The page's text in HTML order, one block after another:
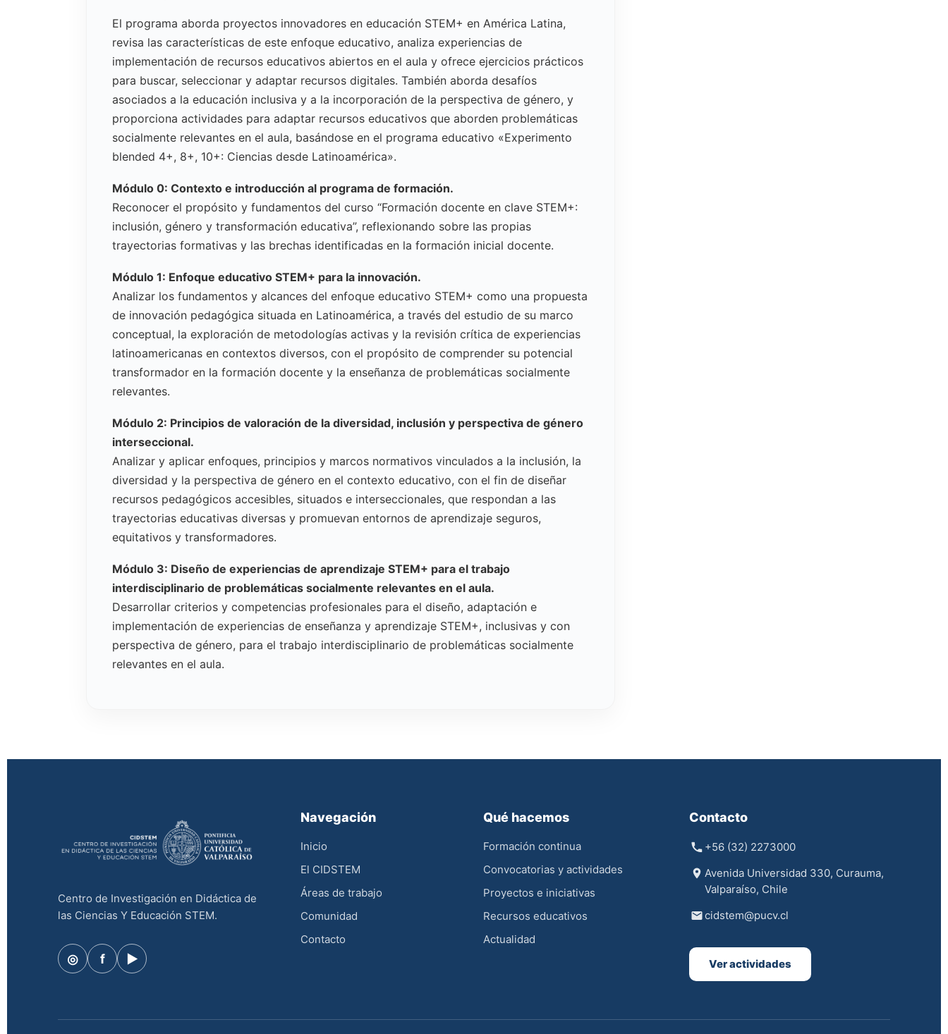
El programa aborda proyectos innovadores en educación STEM+ en América Latina,
revisa las características de este enfoque educativo, analiza experiencias de
implementación de recursos educativos abiertos en el aula y ofrece ejercicios prácticos
para buscar, seleccionar y adaptar recursos digitales. También aborda desafíos
asociados a la educación inclusiva y a la incorporación de la perspectiva de género, y
proporciona actividades para adaptar recursos educativos que aborden problemáticas
socialmente relevantes en el aula, basándose en el programa educativo «Experimento
blended 4+, 8+, 10+: Ciencias desde Latinoamérica».
Módulo 0: Contexto e introducción al programa de formación.
Reconocer el propósito y fundamentos del curso “Formación docente en clave STEM+:
inclusión, género y transformación educativa”, reflexionando sobre las propias
trayectorias formativas y las brechas identificadas en la formación inicial docente.
Módulo 1: Enfoque educativo STEM+ para la innovación.
Analizar los fundamentos y alcances del enfoque educativo STEM+ como una propuesta
de innovación pedagógica situada en Latinoamérica, a través del estudio de su marco
conceptual, la exploración de metodologías activas y la revisión crítica de experiencias
latinoamericanas en contextos diversos, con el propósito de comprender su potencial
transformador en la formación docente y la enseñanza de problemáticas socialmente
relevantes.
Módulo 2: Principios de valoración de la diversidad, inclusión y perspectiva de género
interseccional.
Analizar y aplicar enfoques, principios y marcos normativos vinculados a la inclusión, la
diversidad y la perspectiva de género en el contexto educativo, con el fin de diseñar
recursos pedagógicos accesibles, situados e interseccionales, que respondan a las
trayectorias educativas diversas y promuevan entornos de aprendizaje seguros,
equitativos y transformadores.
Módulo 3: Diseño de experiencias de aprendizaje STEM+ para el trabajo
interdisciplinario de problemáticas socialmente relevantes en el aula.
Desarrollar criterios y competencias profesionales para el diseño, adaptación e
implementación de experiencias de enseñanza y aprendizaje STEM+, inclusivas y con
perspectiva de género, para el trabajo interdisciplinario de problemáticas socialmente
relevantes en el aula.
Centro de Investigación en Didáctica de
las Ciencias Y Educación STEM.
◎ f ▶
Navegación
Inicio
El CIDSTEM
Áreas de trabajo
Comunidad
Contacto
Qué hacemos
Formación continua
Convocatorias y actividades
Proyectos e iniciativas
Recursos educativos
Actualidad
Contacto
+56 (32) 2273000
Avenida Universidad 330, Curauma,
Valparaíso, Chile
cidstem@pucv.cl
Ver actividades